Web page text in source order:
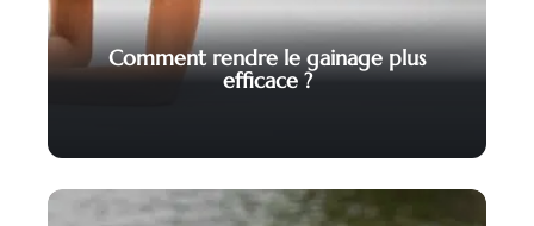
Comment rendre le gainage plus
efficace ?